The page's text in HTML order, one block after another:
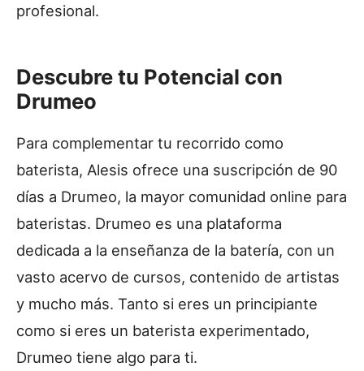
profesional.
Descubre tu Potencial con
Drumeo
Para complementar tu recorrido como
baterista, Alesis ofrece una suscripción de 90
días a Drumeo, la mayor comunidad online para
bateristas. Drumeo es una plataforma
dedicada a la enseñanza de la batería, con un
vasto acervo de cursos, contenido de artistas
y mucho más. Tanto si eres un principiante
como si eres un baterista experimentado,
Drumeo tiene algo para ti.